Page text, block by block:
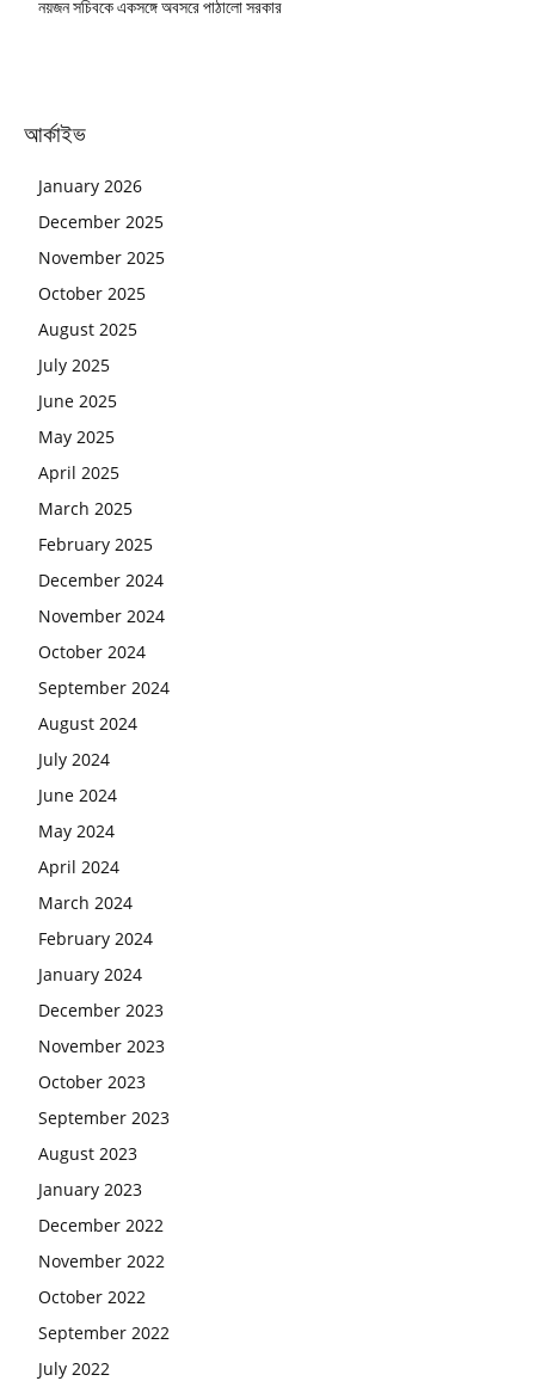
নয়জন সচিবকে একসঙ্গে অবসরে পাঠালো সরকার
আর্কাইভ
January 2026
December 2025
November 2025
October 2025
August 2025
July 2025
June 2025
May 2025
April 2025
March 2025
February 2025
December 2024
November 2024
October 2024
September 2024
August 2024
July 2024
June 2024
May 2024
April 2024
March 2024
February 2024
January 2024
December 2023
November 2023
October 2023
September 2023
August 2023
January 2023
December 2022
November 2022
October 2022
September 2022
July 2022